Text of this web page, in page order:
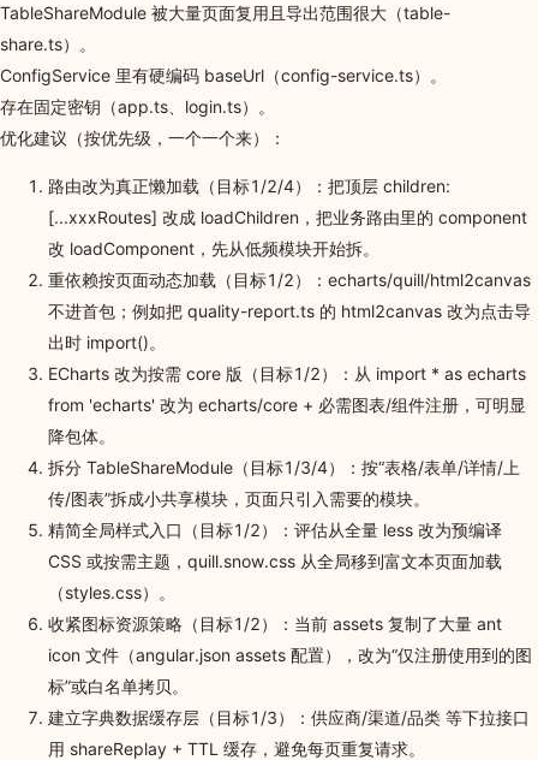
TableShareModule 被大量页面复用且导出范围很大（table-
share.ts）。
ConfigService 里有硬编码 baseUrl（config-service.ts）。
存在固定密钥（app.ts、login.ts）。
优化建议（按优先级，一个一个来）：
路由改为真正懒加载（目标1/2/4）：把顶层 children:
[...xxxRoutes] 改成 loadChildren，把业务路由里的 component
改 loadComponent，先从低频模块开始拆。
重依赖按页面动态加载（目标1/2）：echarts/quill/html2canvas
不进首包；例如把 quality-report.ts 的 html2canvas 改为点击导
出时 import()。
ECharts 改为按需 core 版（目标1/2）：从 import * as echarts
from 'echarts' 改为 echarts/core + 必需图表/组件注册，可明显
降包体。
拆分 TableShareModule（目标1/3/4）：按“表格/表单/详情/上
传/图表”拆成小共享模块，页面只引入需要的模块。
精简全局样式入口（目标1/2）：评估从全量 less 改为预编译
CSS 或按需主题，quill.snow.css 从全局移到富文本页面加载
（styles.css）。
收紧图标资源策略（目标1/2）：当前 assets 复制了大量 ant
icon 文件（angular.json assets 配置），改为“仅注册使用到的图
标”或白名单拷贝。
建立字典数据缓存层（目标1/3）：供应商/渠道/品类 等下拉接口
用 shareReplay + TTL 缓存，避免每页重复请求。